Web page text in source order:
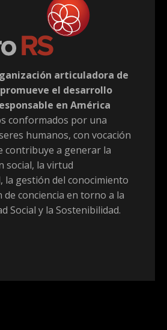
articuladora de
el desarrollo
en América
conformados por una
humanos, con vocación
contribuye a generar la
social, la virtud
la gestión del conocimiento
de conciencia en torno a la
Social y la Sostenibilidad.